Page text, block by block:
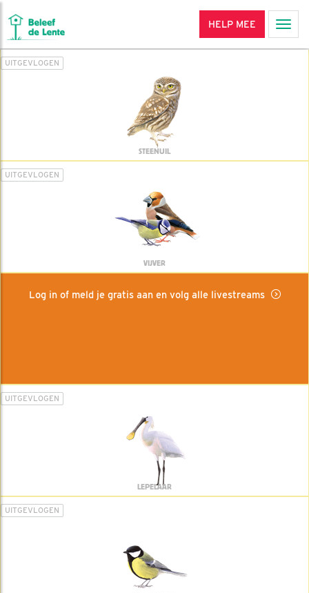
HELP MEE
UITGEVLOGEN
STEENUIL
UITGEVLOGEN
VIJVER
Log in of meld je gratis aan en volg alle livestreams
UITGEVLOGEN
LEPELAAR
UITGEVLOGEN